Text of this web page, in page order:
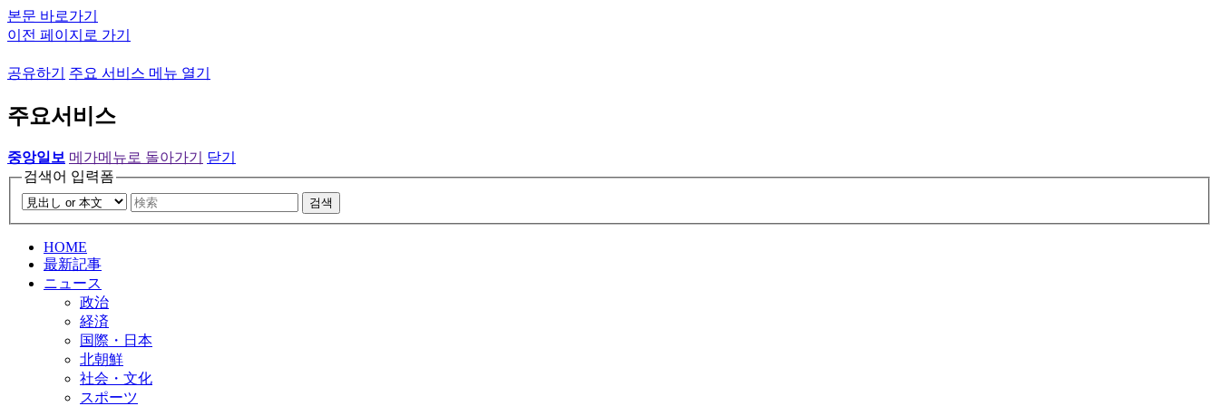
본문 바로가기
이전 페이지로 가기
공유하기 주요 서비스 메뉴 열기
주요서비스
중앙일보 메가메뉴로 돌아가기
닫기
검색어 입력폼
검색
HOME
最新記事
ニュース
政治
経済
国際・日本
北朝鮮
社会・文化
スポーツ